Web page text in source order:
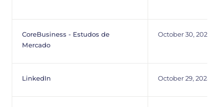
CoreBusiness - Estudos de
Mercado
October 30, 2025
LinkedIn October 29, 2025